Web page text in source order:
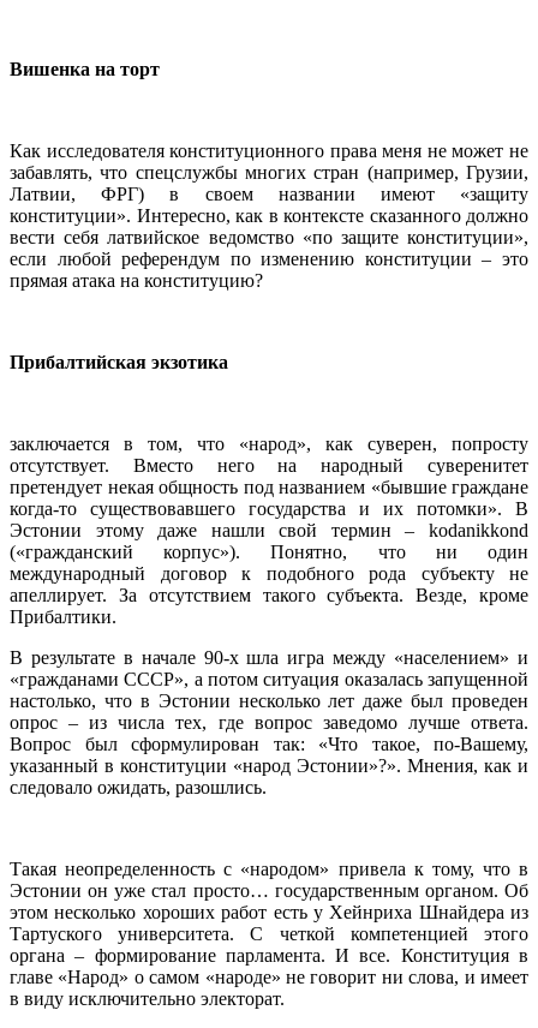
Вишенка на торт
Как исследователя конституционного права меня не может не
забавлять, что спецслужбы многих стран (например, Грузии,
Латвии, ФРГ) в своем названии имеют «защиту
конституции». Интересно, как в контексте сказанного должно
вести себя латвийское ведомство «по защите конституции»,
если любой референдум по изменению конституции – это
прямая атака на конституцию?
Прибалтийская экзотика
заключается в том, что «народ», как суверен, попросту
отсутствует. Вместо него на народный суверенитет
претендует некая общность под названием «бывшие граждане
когда-то существовавшего государства и их потомки». В
Эстонии этому даже нашли свой термин – kodanikkond
(«гражданский корпус»). Понятно, что ни один
международный договор к подобного рода субъекту не
апеллирует. За отсутствием такого субъекта. Везде, кроме
Прибалтики.
В результате в начале 90-х шла игра между «населением» и
«гражданами СССР», а потом ситуация оказалась запущенной
настолько, что в Эстонии несколько лет даже был проведен
опрос – из числа тех, где вопрос заведомо лучше ответа.
Вопрос был сформулирован так: «Что такое, по-Вашему,
указанный в конституции «народ Эстонии»?». Мнения, как и
следовало ожидать, разошлись.
Такая неопределенность с «народом» привела к тому, что в
Эстонии он уже стал просто… государственным органом. Об
этом несколько хороших работ есть у Хейнриха Шнайдера из
Тартуского университета. С четкой компетенцией этого
органа – формирование парламента. И все. Конституция в
главе «Народ» о самом «народе» не говорит ни слова, и имеет
в виду исключительно электорат.